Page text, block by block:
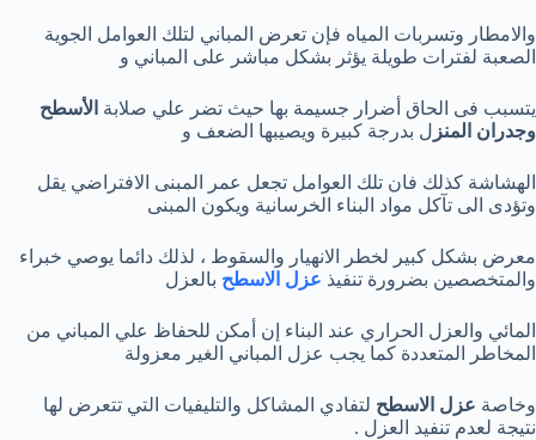
والامطار وتسربات المياه فإن تعرض المباني لتلك العوامل الجوية
الصعبة لفترات طويلة يؤثر بشكل مباشر على المباني و
يتسبب فى الحاق أضرار جسيمة بها حيث تضر علي صلابة الأسطح
وجدران المنز ل بدرجة كبيرة ويصيبها الضعف و
الهشاشة كذلك فان تلك العوامل تجعل عمر المبنى الافتراضي يقل
وتؤدى الى تآكل مواد البناء الخرسانية ويكون المبنى
معرض بشكل كبير لخطر الانهيار والسقوط ، لذلك دائما يوصي خبراء
والمتخصصين بضرورة تنفيذ عزل الاسطح بالعزل
المائي والعزل الحراري عند البناء إن أمكن للحفاظ علي المباني من
المخاطر المتعددة كما يجب عزل المباني الغير معزولة
وخاصة عزل الاسطح لتفادي المشاكل والتليفيات التي تتعرض لها
نتيجة لعدم تنفيد العزل .